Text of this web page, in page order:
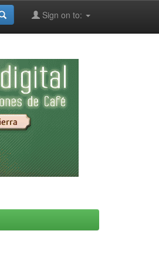
Sign on to: